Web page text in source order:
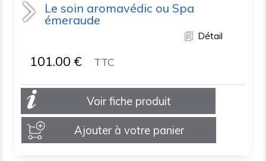
Le soin aromavédic ou Spa
émeraude
Détail
101.00 € TTC
Voir fiche produit
Ajouter à votre panier